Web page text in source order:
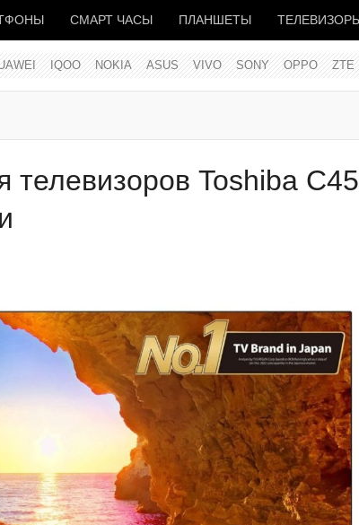
СМАРТ ЧАСЫ ПЛАНШЕТЫ
IQOO NOKIA ASUS VIVO SONY OPPO ZTE
телевизоров Toshiba